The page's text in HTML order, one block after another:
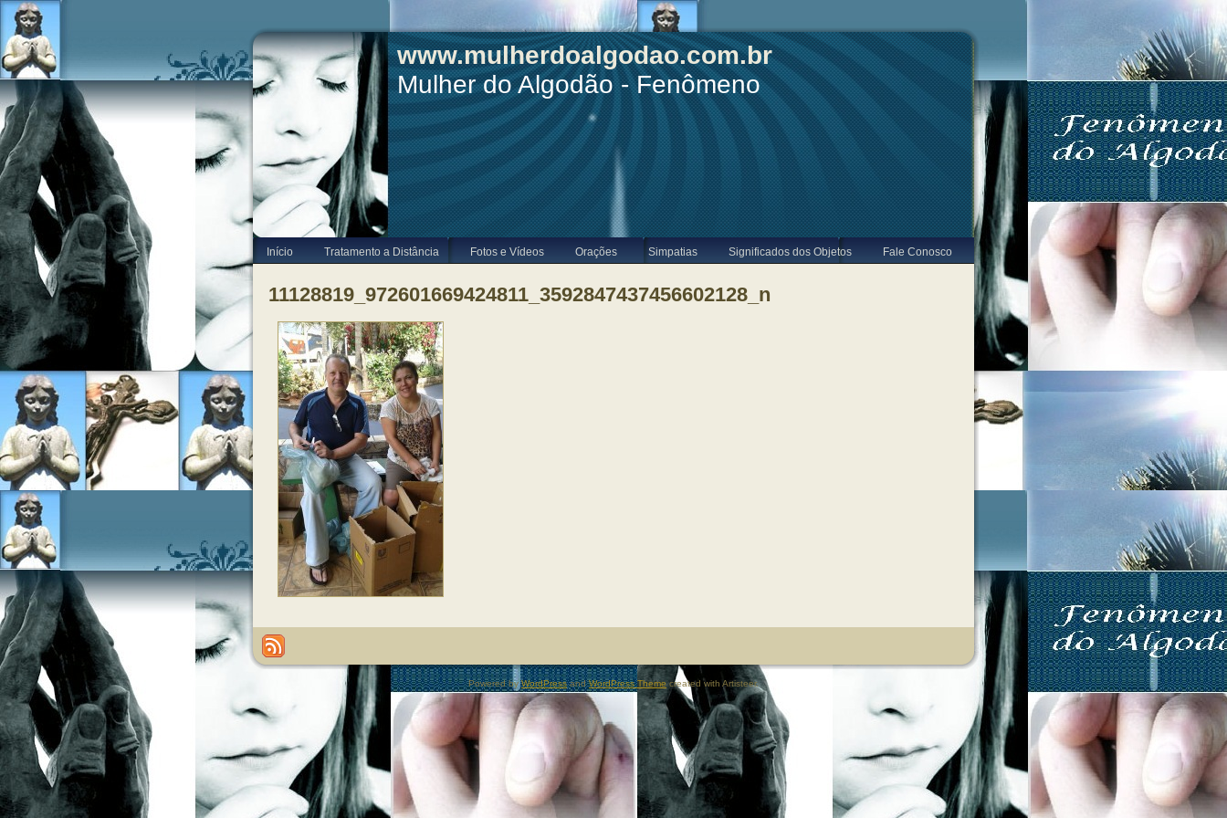
www.mulherdoalgodao.com.br
Mulher do Algodão - Fenômeno
Início Tratamento a Distância Fotos e Vídeos Orações Simpatias Significados dos Objetos Fale Conosco
11128819_972601669424811_3592847437456602128_n
Powered byWordPressandWordPress Themecreated with Artisteer.